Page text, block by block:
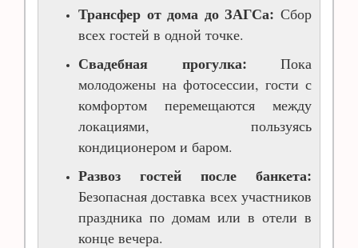
Трансфер от дома до ЗАГСа: Сбор
всех гостей в одной точке.
Свадебная прогулка: Пока
молодожены на фотосессии, гости с
комфортом перемещаются между
локациями, пользуясь
кондиционером и баром.
Развоз гостей после банкета:
Безопасная доставка всех участников
праздника по домам или в отели в
конце вечера.